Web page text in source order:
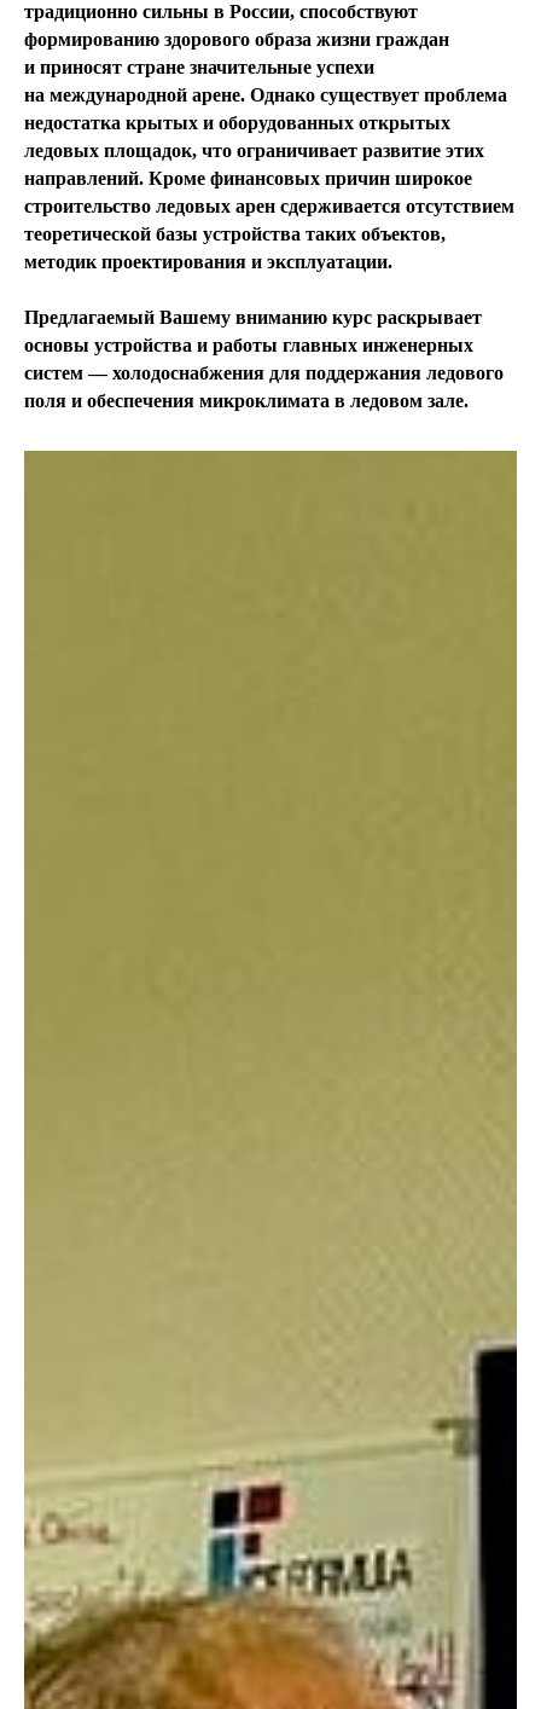
традиционно сильны в России, способствуют
формированию здорового образа жизни граждан
и приносят стране значительные успехи
на международной арене. Однако существует проблема
недостатка крытых и оборудованных открытых
ледовых площадок, что ограничивает развитие этих
направлений. Кроме финансовых причин широкое
строительство ледовых арен сдерживается отсутствием
теоретической базы устройства таких объектов,
методик проектирования и эксплуатации.
Предлагаемый Вашему вниманию курс раскрывает
основы устройства и работы главных инженерных
систем — холодоснабжения для поддержания ледового
поля и обеспечения микроклимата в ледовом зале.